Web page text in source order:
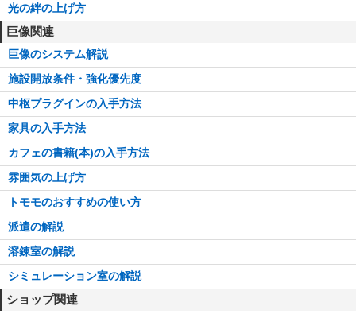
光の絆の上げ方
巨像関連
巨像のシステム解説
施設開放条件・強化優先度
中枢プラグインの入手方法
家具の入手方法
カフェの書籍(本)の入手方法
雰囲気の上げ方
トモモのおすすめの使い方
派遣の解説
溶錬室の解説
シミュレーション室の解説
ショップ関連